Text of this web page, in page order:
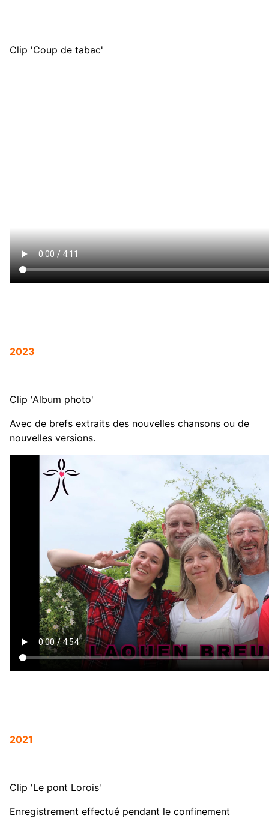
Clip 'Coup de tabac'
2023
Clip 'Album photo'
Avec de brefs extraits des nouvelles chansons ou de
nouvelles versions.
2021
Clip 'Le pont Lorois'
Enregistrement effectué pendant le confinement